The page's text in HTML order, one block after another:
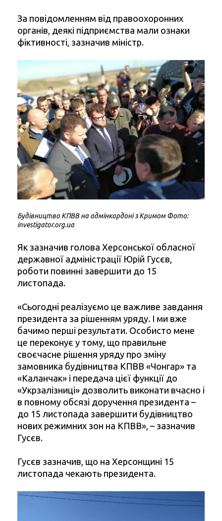
За повідомленням від правоохоронних
органів, деякі підприємства мали ознаки
фіктивності, зазначив міністр.
Будівництво КПВВ на адмінкордоні з Кримом Фото:
investigator.org.ua
Як зазначив голова Херсонської обласної
державної адміністрації Юрій Гусєв,
роботи повинні завершити до 15
листопада.
«Сьогодні реалізуємо це важливе завдання
президента за рішенням уряду. І ми вже
бачимо перші результати. Особисто мене
це переконує у тому, що правильне
своєчасне рішення уряду про зміну
замовника будівництва КПВВ «Чонгар» та
«Каланчак» і передача цієї функції до
«Укрзалізниці» дозволить виконати вчасно і
в повному обсязі доручення президента –
до 15 листопада завершити будівництво
нових режимних зон на КПВВ», – зазначив
Гусєв.
Гусєв зазначив, що на Херсонщині 15
листопада чекають президента.